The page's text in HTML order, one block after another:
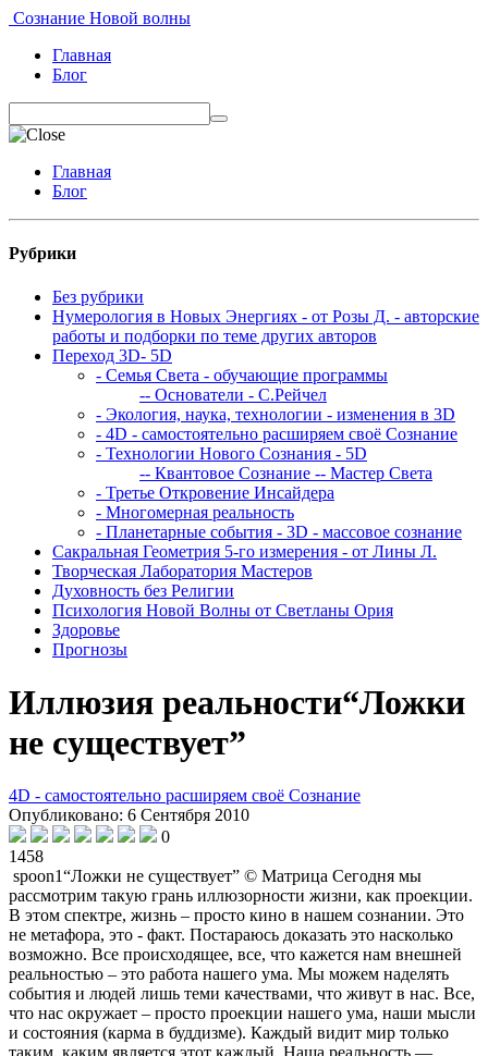
Сознание Новой волны
Главная
Блог
Главная
Блог
Рубрики
Без рубрики
Нумерология в Новых Энергиях - от Розы Д. - авторские
работы и подборки по теме других авторов
Переход 3D- 5D
- Семья Света - обучающие программы
-- Основатели - С.Рейчел
- Экология, наука, технологии - изменения в 3D
- 4D - самостоятельно расширяем своё Сознание
- Технологии Нового Сознания - 5D
-- Квантовое Сознание -- Мастер Света
- Третье Откровение Инсайдера
- Многомерная реальность
- Планетарные события - 3D - массовое сознание
Сакральная Геометрия 5-го измерения - от Лины Л.
Творческая Лаборатория Мастеров
Духовность без Религии
Психология Новой Волны от Светланы Ория
Здоровье
Прогнозы
Иллюзия реальности“Ложки
не существует”
4D - самостоятельно расширяем своё Сознание
Опубликовано: 6 Сентября 2010
0
1458
spoon1“Ложки не существует” © Матрица Сегодня мы
рассмотрим такую грань иллюзорности жизни, как проекции.
В этом спектре, жизнь – просто кино в нашем сознании. Это
не метафора, это - факт. Постараюсь доказать это насколько
возможно. Все происходящее, все, что кажется нам внешней
реальностью – это работа нашего ума. Мы можем наделять
события и людей лишь теми качествами, что живут в нас. Все,
что нас окружает – просто проекции нашего ума, наши мысли
и состояния (карма в буддизме). Каждый видит мир только